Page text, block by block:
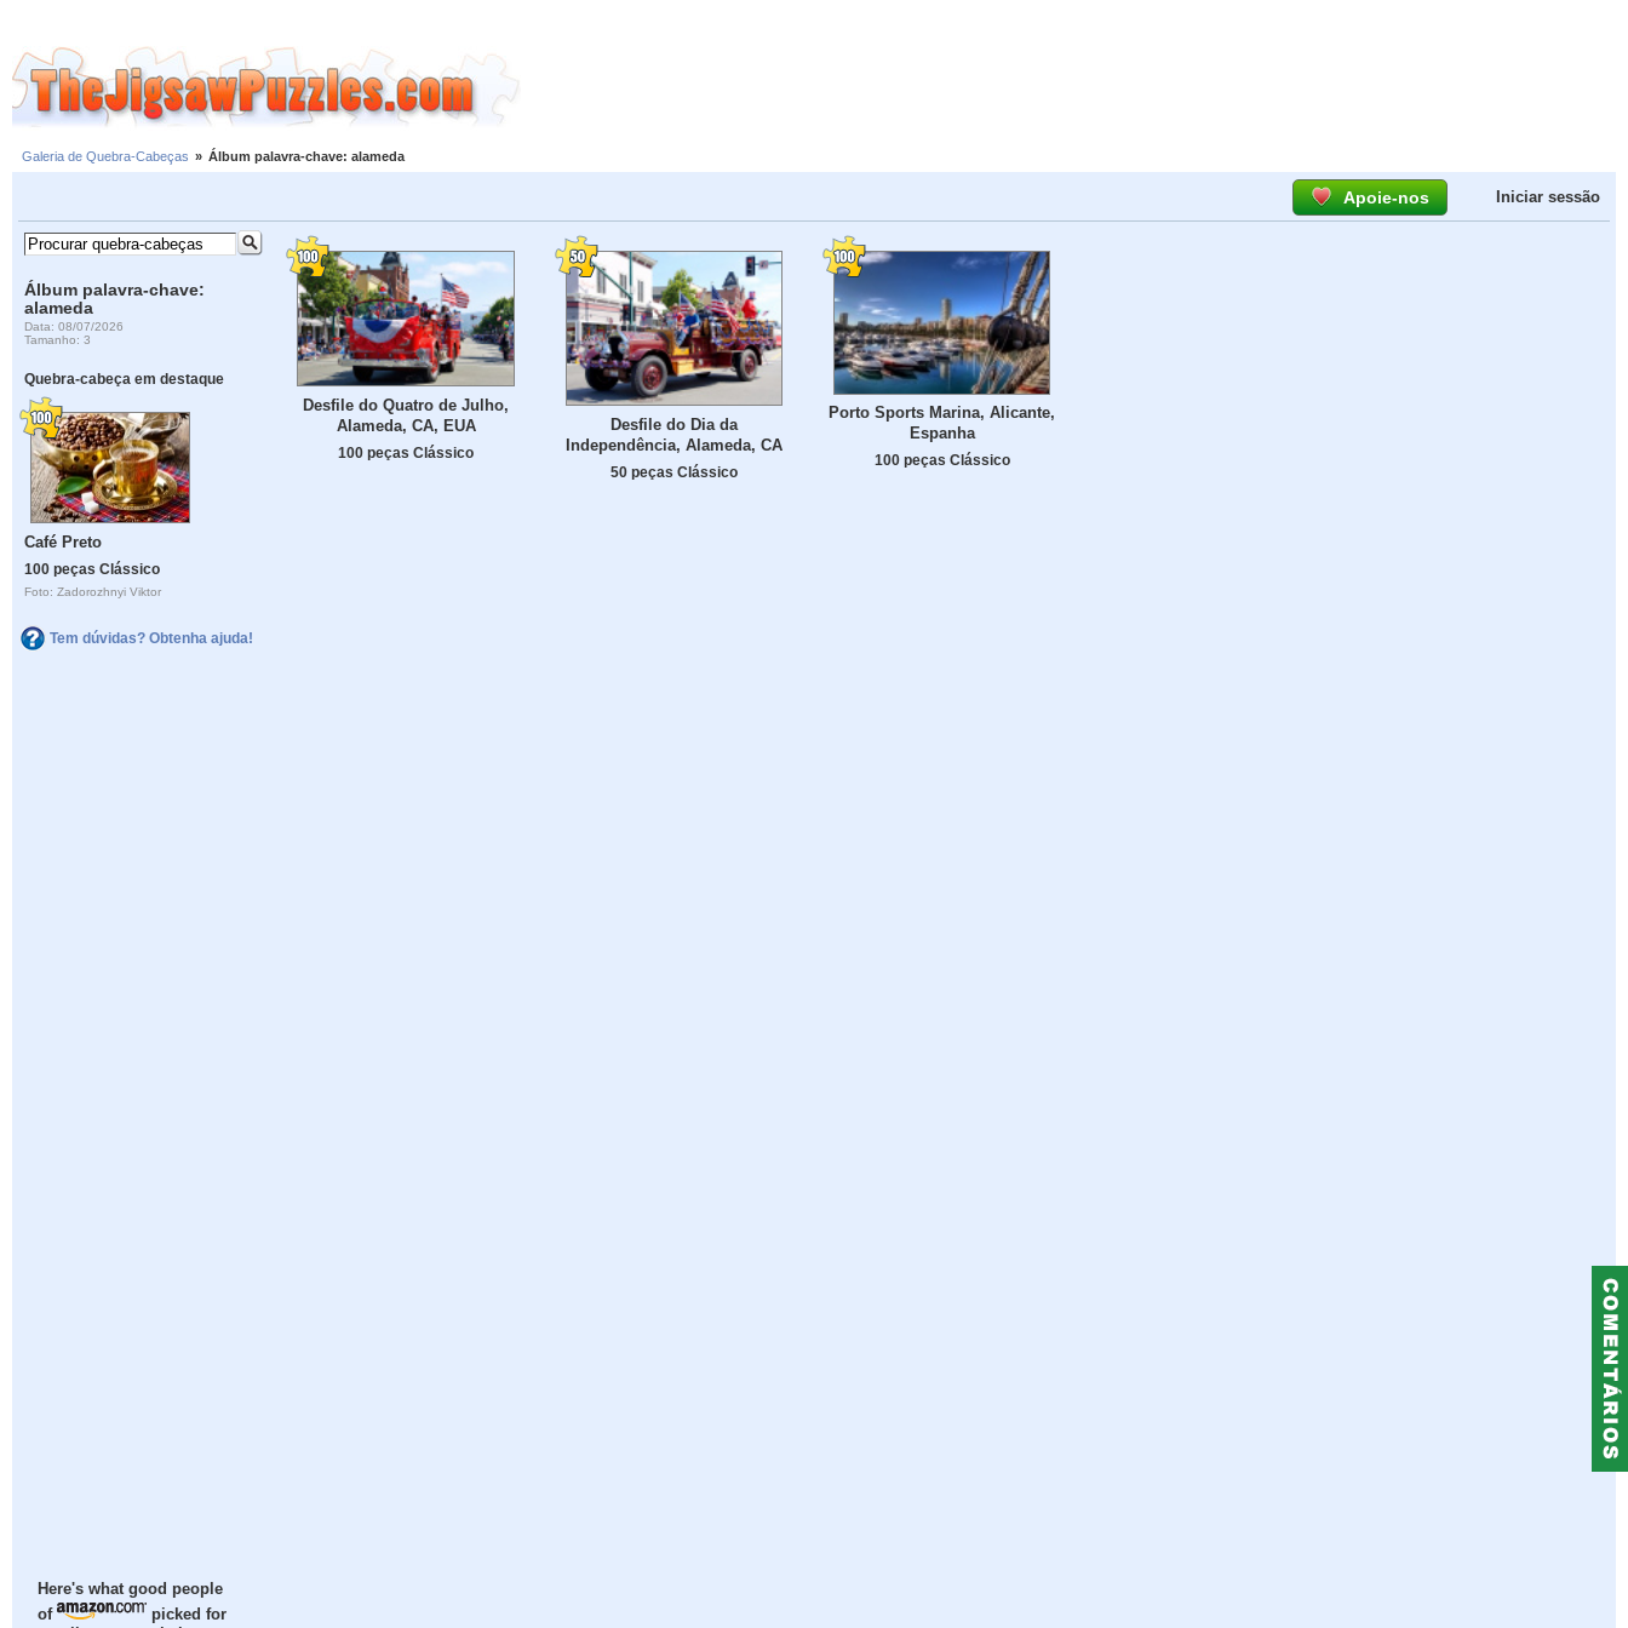
Galeria de Quebra-Cabeças » Álbum palavra-chave: alameda
Apoie-nos Iniciar sessão
Álbum palavra-chave:
alameda
Data: 08/07/2026
Tamanho: 3
Quebra-cabeça em destaque
Café Preto
100 peças Clássico
Foto: Zadorozhnyi Viktor
Tem dúvidas? Obtenha ajuda!
Here's what good people
of
picked for
Desfile do Quatro de Julho,
Alameda, CA, EUA
100 peças Clássico
Desfile do Dia da
Independência, Alameda, CA
50 peças Clássico
Porto Sports Marina, Alicante,
Espanha
100 peças Clássico